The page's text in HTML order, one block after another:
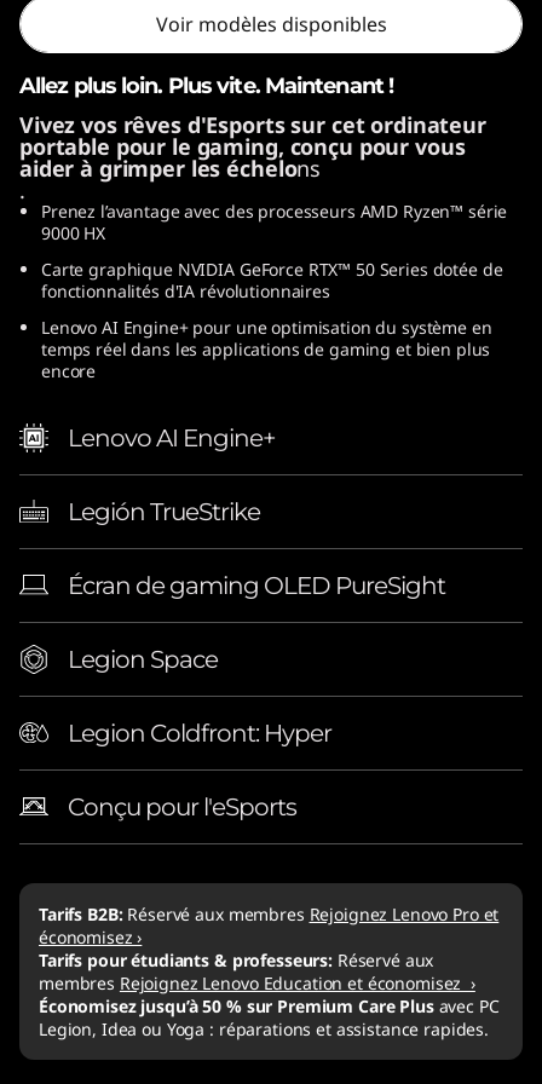
1
6
p
Voir modèles disponibles
Allez plus loin. Plus vite. Maintenant !
Vivez vos rêves d'Esports sur cet ordinateur
portable pour le gaming, conçu pour vous
aider à grimper les échelons
.
Prenez l’avantage avec des processeurs AMD Ryzen™ série
9000 HX
Carte graphique NVIDIA GeForce RTX™ 50 Series dotée de
fonctionnalités d'IA révolutionnaires
Lenovo AI Engine+ pour une optimisation du système en
temps réel dans les applications de gaming et bien plus
encore
Lenovo AI Engine+
Legión TrueStrike
Écran de gaming OLED PureSight
Legion Space
Legion Coldfront: Hyper
Conçu pour l'eSports
Tarifs B2B: Réservé aux membres Rejoignez Lenovo Pro et
économisez ›
Tarifs pour étudiants & professeurs: Réservé aux
membres Rejoignez Lenovo Education et économisez ›
Économisez jusqu’à 50 % sur Premium Care Plusavec PC
Legion, Idea ou Yoga : réparations et assistance rapides.